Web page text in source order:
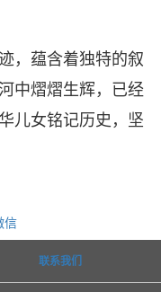
蕴含着独特的叙
中熠熠生辉，已经
儿女铭记历史，坚
信
联系我们